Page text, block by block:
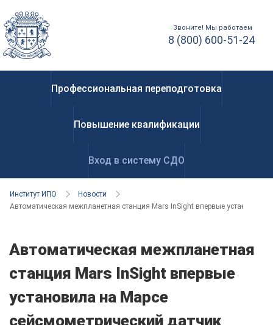
Звоните! Мы работаем
8 (800) 600-51-24
Профессиональная переподготовка
Повышение квалификации
Вход в систему СДО
Институт ИПО
Новости
Автоматическая межпланетная станция Mars InSight впервые установила
Автоматическая межпланетная
станция Mars InSight впервые
установила на Марсе
сейсмометрический датчик